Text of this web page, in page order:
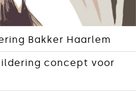
Bakker Haarlem
concept voor